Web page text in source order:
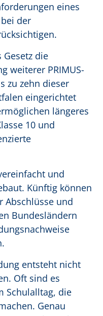
eines
der
die
weiterer PRIMUS-
zu zehn dieser
eingerichtet
längeres
10 und
und
Künftig können
Abschlüsse und
Bundesländern
entsteht nicht
Oft sind es
Schulalltag, die
Genau